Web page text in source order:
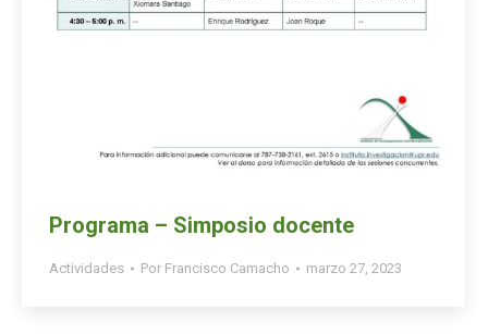
Programa – Simposio docente
Actividades Por Francisco Camacho marzo 27, 2023